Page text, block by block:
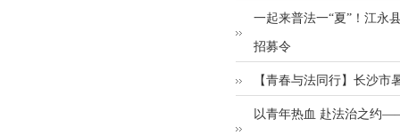
一起来普法一“夏”！江永
招募令
【青春与法同行】长沙市
以青年热血 赴法治之约